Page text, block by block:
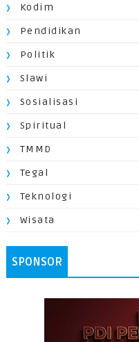
Kodim
Pendidikan
Politik
Slawi
Sosialisasi
Spiritual
TMMD
Tegal
Teknologi
Wisata
SPONSOR